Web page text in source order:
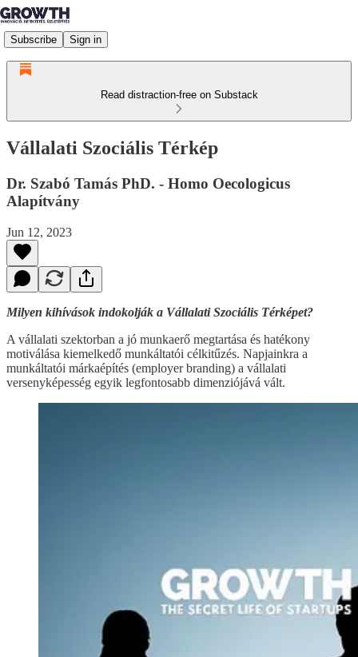
Subscribe Sign in
Read distraction-free on Substack
Vállalati Szociális Térkép
Dr. Szabó Tamás PhD. - Homo Oecologicus
Alapítvány
Jun 12, 2023
Milyen kihívások indokolják a Vállalati Szociális Térképet?
A vállalati szektorban a jó munkaerő megtartása és hatékony
motiválása kiemelkedő munkáltatói célkitűzés. Napjainkra a
munkáltatói márkaépítés (employer branding) a vállalati
versenyképesség egyik legfontosabb dimenziójává vált.